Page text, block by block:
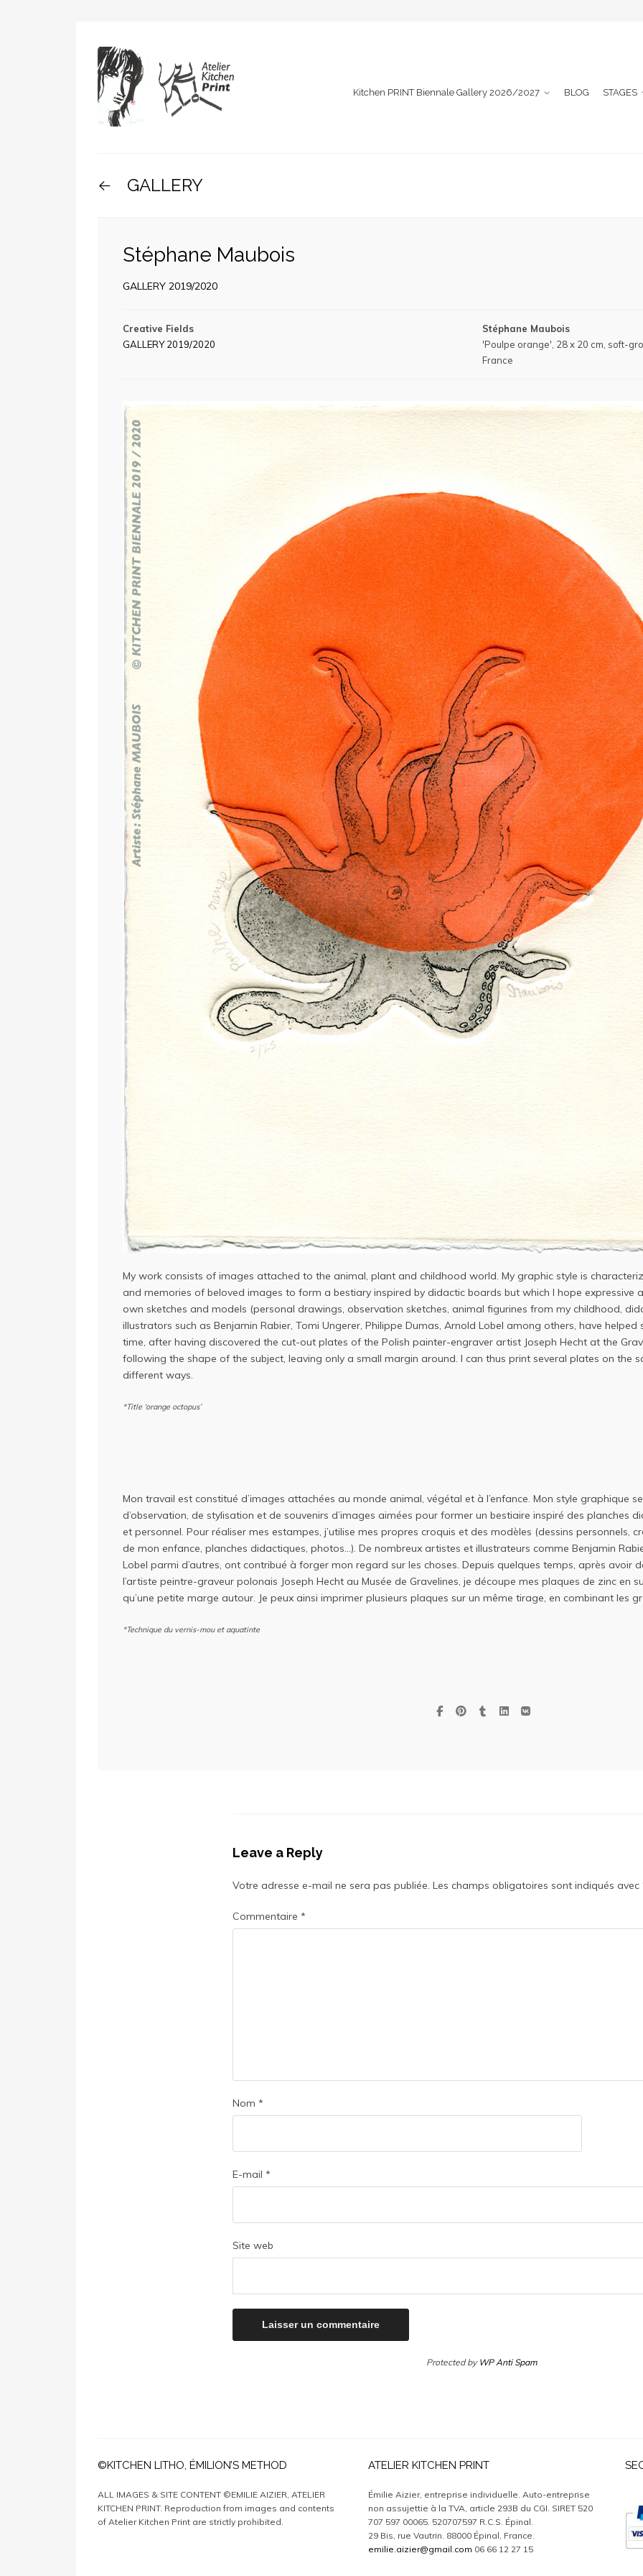
Kitchen PRINT Biennale Gallery 2026/2027 BLOG STAGES
GALLERY
Stéphane Maubois
GALLERY 2019/2020
Creative Fields
GALLERY 2019/2020
Stéphane Maubois
'Poulpe orange', 28 x 20 cm, soft-
France
My work consists of images attached to the animal, plant and childhood world. My graphic style is
and memories of beloved images to form a bestiary inspired by didactic boards but which I hope expressive
own sketches and models (personal drawings, observation sketches, animal figurines from my childhood,
illustrators such as Benjamin Rabier, Tomi Ungerer, Philippe Dumas, Arnold Lobel among others, have
time, after having discovered the cut-out plates of the Polish painter-engraver artist Joseph Hecht at the
following the shape of the subject, leaving only a small margin around. I can thus print several plates on the
different ways.
*Title ‘orange octopus’
Mon travail est constitué d’images attachées au monde animal, végétal et à l’enfance. Mon style graphique
d’observation, de stylisation et de souvenirs d’images aimées pour former un bestiaire inspiré des planches
et personnel. Pour réaliser mes estampes, j’utilise mes propres croquis et des modèles (dessins personnels,
de mon enfance, planches didactiques, photos…). De nombreux artistes et illustrateurs comme Benjamin
Lobel parmi d’autres, ont contribué à forger mon regard sur les choses. Depuis quelques temps, après avoir
l’artiste peintre-graveur polonais Joseph Hecht au Musée de Gravelines, je découpe mes plaques de zinc en
qu’une petite marge autour. Je peux ainsi imprimer plusieurs plaques sur un même tirage, en combinant les
*Technique du vernis-mou et aquatinte
Leave a Reply
Votre adresse e-mail ne sera pas publiée. Les champs obligatoires sont indiqués avec
Commentaire *
Nom *
E-mail *
Site web
Protected by WP Anti Spam
©KITCHEN LITHO, ÉMILION’S METHOD
ALL IMAGES & SITE CONTENT ©EMILIE AIZIER, ATELIER
KITCHEN PRINT. Reproduction from images and contents
of Atelier Kitchen Print are strictly prohibited.
ATELIER KITCHEN PRINT
Émilie Aizier, entreprise individuelle. Auto-entreprise
non assujettie à la TVA, article 293B du CGI. SIRET 520
707 597 00065. 520707597 R.C.S. Épinal.
29 Bis, rue Vautrin. 88000 Épinal, France.
emilie.aizier@gmail.com 06 66 12 27 15